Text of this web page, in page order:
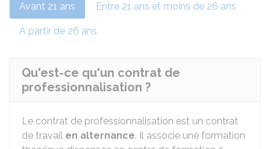
Avant 21 ans Entre 21 ans et moins de 26 ans
À partir de 26 ans
Qu'est-ce qu'un contrat de
professionnalisation ?
Le contrat de professionnalisation est un contrat
de travail en alternance. Il associe une formation